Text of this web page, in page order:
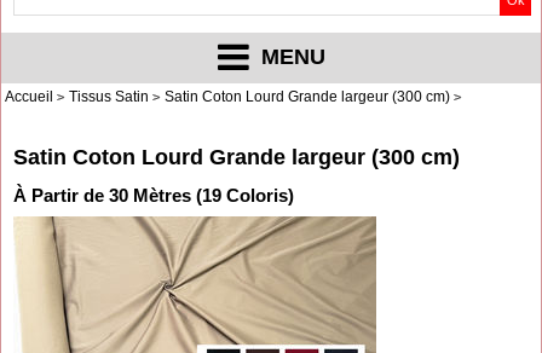
MENU
Accueil Tissus Satin Satin Coton Lourd Grande largeur (300 cm)
Satin Coton Lourd Grande largeur (300 cm)
À Partir de 30 Mètres (19 Coloris)